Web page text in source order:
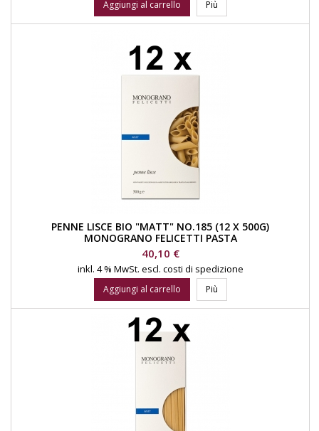
Aggiungi al carrello Più
PENNE LISCE BIO "MATT" NO.185 (12 X 500G)
MONOGRANO FELICETTI PASTA
Prezzo
40,10 €
inkl. 4 % MwSt. escl. costi di spedizione
Aggiungi al carrello Più